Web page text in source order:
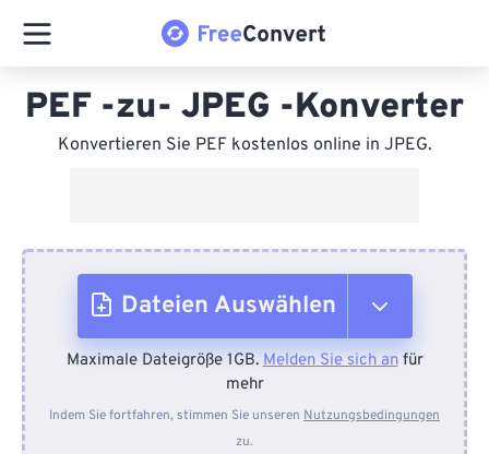
PEF -zu- JPEG -Konverter
Konvertieren Sie PEF kostenlos online in JPEG.
Dateien Auswählen
Vom Gerät
Maximale Dateigröße 1GB.Melden Sie sich anfür
mehr
Indem Sie fortfahren, stimmen Sie unseren Nutzungsbedingungen
zu.